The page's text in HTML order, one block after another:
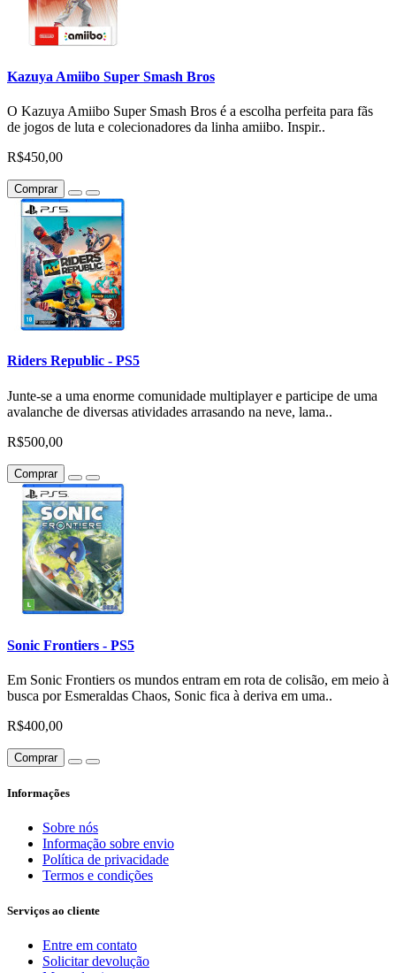
Kazuya Amiibo Super Smash Bros
O Kazuya Amiibo Super Smash Bros é a escolha perfeita para fãs
de jogos de luta e colecionadores da linha amiibo. Inspir..
R$450,00
Comprar
Riders Republic - PS5
Junte-se a uma enorme comunidade multiplayer e participe de uma
avalanche de diversas atividades arrasando na neve, lama..
R$500,00
Comprar
Sonic Frontiers - PS5
Em Sonic Frontiers os mundos entram em rota de colisão, em meio à
busca por Esmeraldas Chaos, Sonic fica à deriva em uma..
R$400,00
Comprar
Informações
Sobre nós
Informação sobre envio
Política de privacidade
Termos e condições
Serviços ao cliente
Entre em contato
Solicitar devolução